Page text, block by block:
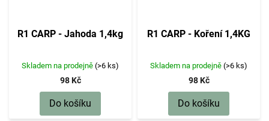
R1 CARP - Jahoda 1,4kg
Skladem na prodejně (>6 ks)
98 Kč
Do košíku
R1 CARP - Koření 1,4KG
Skladem na prodejně (>6 ks)
98 Kč
Do košíku